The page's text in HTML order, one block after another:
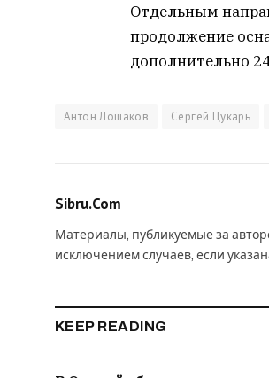
Отдельным
продолжение
дополнительно
Антон Лошаков Сергей Цукарь
Sibru.Com
Материалы, публикуемые за
исключением случаев, если
KEEP READING